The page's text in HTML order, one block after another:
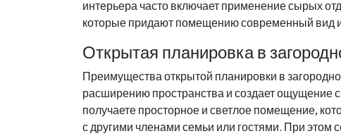
интерьера часто включает применение сырых
которые придают помещению современный вид
Открытая планировка в
Преимущества открытой планировки в
расширению пространства и создает ощущение
получаете просторное и светлое помещение,
с другими членами семьи или гостями. При